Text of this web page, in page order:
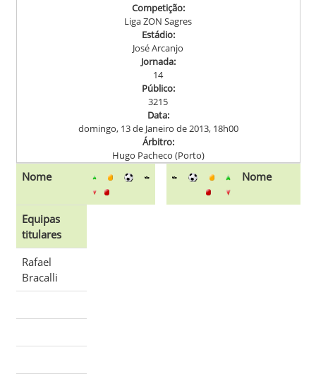
Competição:
Liga ZON Sagres
Estádio:
José Arcanjo
Jornada:
14
Público:
3215
Data:
domingo, 13 de Janeiro de 2013, 18h00
Árbitro:
Hugo Pacheco (Porto)
Nome Nome
Equipas
titulares
Rafael
Bracalli